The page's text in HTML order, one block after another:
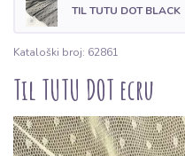
TIL TUTU DOT BLACK
Kataloški broj: 62861
Til TUTU DOT ecru